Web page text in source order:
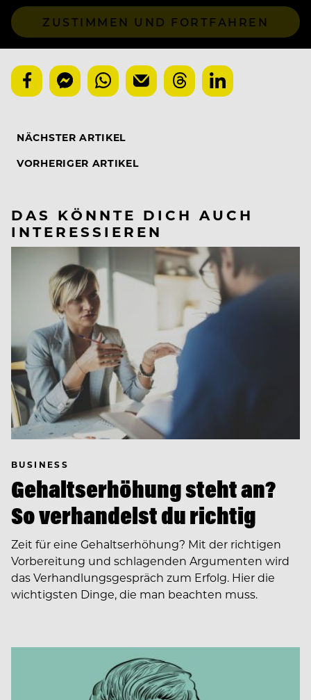
ZUSTIMMEN UND FORTFAHREN
NÄCHSTER ARTIKEL
VORHERIGER ARTIKEL
DAS KÖNNTE DICH AUCH
INTERESSIEREN
BUSINESS
Gehaltserhöhung steht an?
So verhandelst du richtig
Zeit für eine Gehaltserhöhung? Mit der richtigen
Vorbereitung und schlagenden Argumenten wird
das Verhandlungsgespräch zum Erfolg. Hier die
wichtigsten Dinge, die man beachten muss.